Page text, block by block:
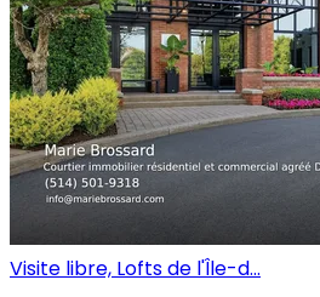
Visite libre, Lofts de l'Île-d...